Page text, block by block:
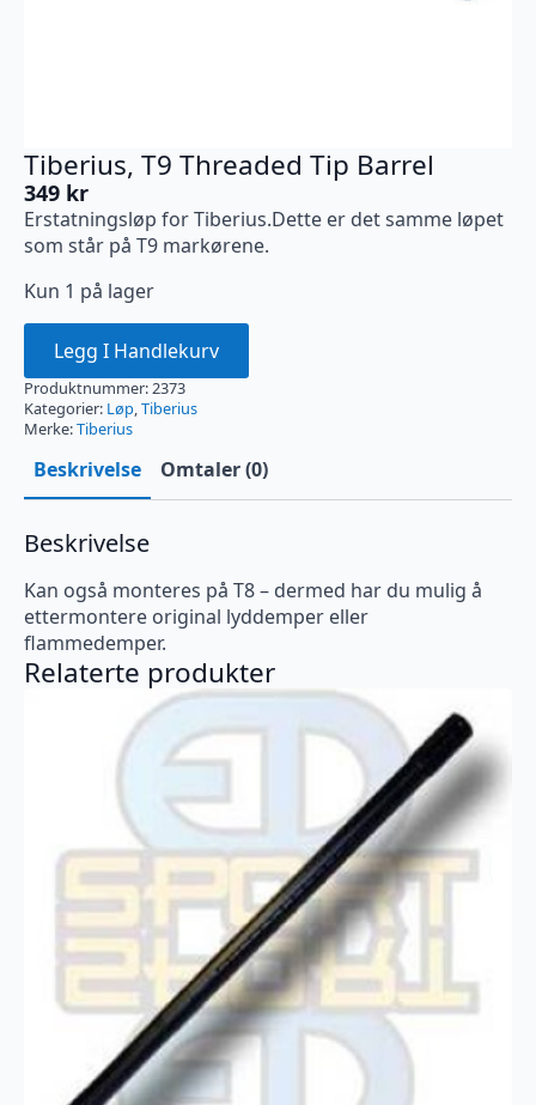
Tiberius, T9 Threaded Tip Barrel
349 kr
Erstatningsløp for Tiberius.Dette er det samme løpet
som står på T9 markørene.
Kun 1 på lager
Legg I Handlekurv
Produktnummer:2373
Kategorier: Løp,Tiberius
Merke:Tiberius
Beskrivelse Omtaler (0)
Beskrivelse
Kan også monteres på T8 – dermed har du mulig å
ettermontere original lyddemper eller
flammedemper.
Relaterte produkter